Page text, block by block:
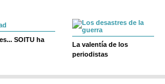
SOITU ha
La valentía de los
periodistas